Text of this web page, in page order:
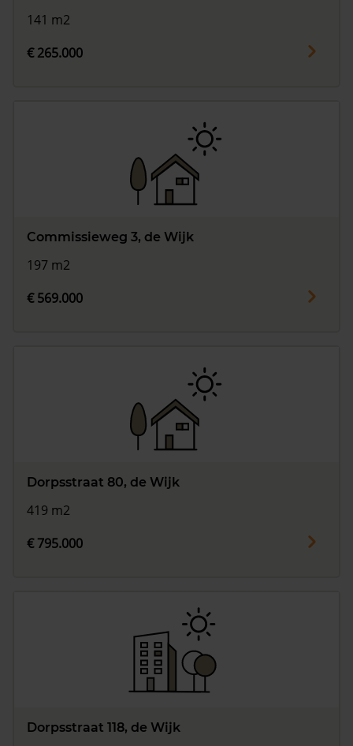
141 m2
€ 265.000
Commissieweg 3, de Wijk
197 m2
€ 569.000
Dorpsstraat 80, de Wijk
419 m2
€ 795.000
Dorpsstraat 118, de Wijk